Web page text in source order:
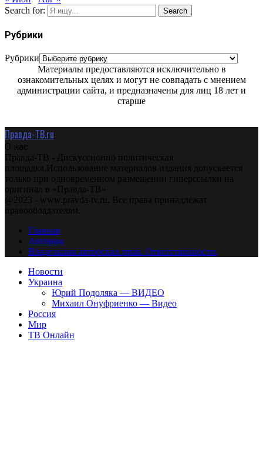
Search for:
Search
Рубрики
Рубрики
Материалы предоставляются исключительно в
ознакомительных целях и могут не совпадать с мнением
администрации сайта, и предназначены для лиц 18 лет и
старше
Правда-ТВ.ru
О нас
Правда-ТВ - Дискуссионно политическая
площадка.Использование материалов издания допускается
только при одновременном размещении гиперссылки на
оригинал в «Правда-ТВ»
@2023 - www.pravda-tv.ru. Все права принадлежат
правообладателям.
Главная
Авторам
Владельцам авторских прав. Ответственности.
Новости
Украина
Юрий Подоляка — ВИДЕО
Михаил Онуфриенко — Видео
Россия
Мир
ТВ Онлайн